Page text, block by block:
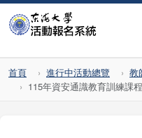
首頁 進行中活動總覽
教
115年資安通識教育訓練課